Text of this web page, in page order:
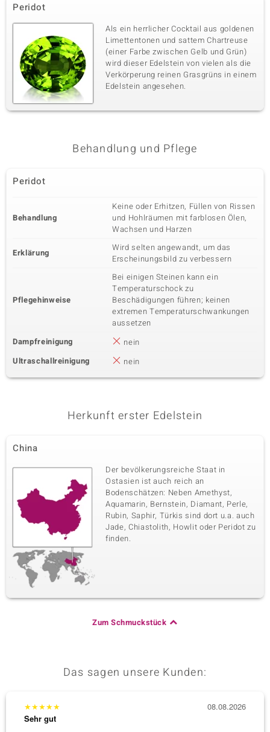
Peridot
Als ein herrlicher Cocktail aus goldenen
Limettentonen und sattem Chartreuse
(einer Farbe zwischen Gelb und Grün)
wird dieser Edelstein von vielen als die
Verkörperung reinen Grasgrüns in einem
Edelstein angesehen.
Behandlung und Pflege
Peridot
Behandlung
Keine oder Erhitzen, Füllen von Rissen
und Hohlräumen mit farblosen Ölen,
Wachsen und Harzen
Erklärung
Wird selten angewandt, um das
Erscheinungsbild zu verbessern
Pflegehinweise
Bei einigen Steinen kann ein
Temperaturschock zu
Beschädigungen führen; keinen
extremen Temperaturschwankungen
aussetzen
Dampfreinigung
nein
Ultraschallreinigung
nein
Herkunft erster Edelstein
China
Der bevölkerungsreiche Staat in
Ostasien ist auch reich an
Bodenschätzen: Neben Amethyst,
Aquamarin, Bernstein, Diamant, Perle,
Rubin, Saphir, Türkis sind dort u.a. auch
Jade, Chiastolith, Howlit oder Peridot zu
finden.
Zum Schmuckstück
Das sagen unsere Kunden:
★★★★★
Sehr gut
08.08.2026